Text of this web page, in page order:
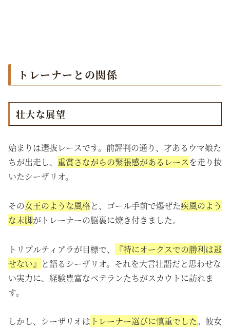
トレーナーとの関係
壮大な展望
始まりは選抜レースです。前評判の通り、才あるウマ娘た
ちが出走し、 重賞さながらの緊張感があるレースを走り抜
いたシーザリオ。
その女王のような風格と、ゴール手前で爆ぜた疾風のよう
な末脚がトレーナーの脳裏に焼き付きました。
トリプルティアラが目標で、
『特にオークスでの勝利は逃
せない』 と語るシーザリオ。それを大言壮語だと思わせな
い実力に、経験豊富なベテランたちがスカウトに訪れま
す。
しかし、シーザリオは トレーナー選びに慎重でした。彼女